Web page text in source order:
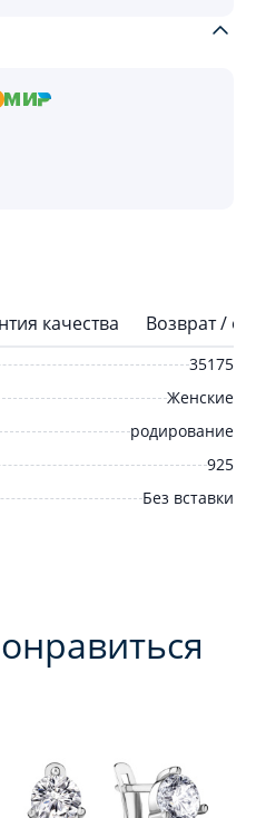
качества Возврат /
35175
Женские
родирование
925
Без вставки